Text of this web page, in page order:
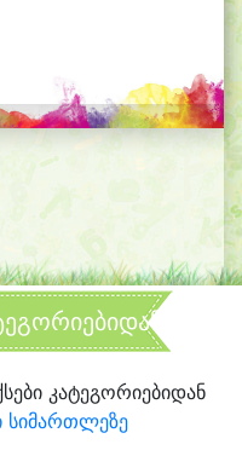
კატეგორიებიდან
სიმართლეზე